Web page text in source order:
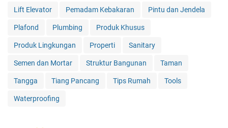
Lift Elevator Pemadam Kebakaran Pintu dan Jendela
Plafond Plumbing Produk Khusus
Produk Lingkungan Properti Sanitary
Semen dan Mortar Struktur Bangunan Taman
Tangga Tiang Pancang Tips Rumah Tools
Waterproofing